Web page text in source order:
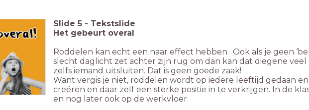
Slide 5 - Tekstslide
Het gebeurt overal
Roddelen kan echt een naar effect hebben. Ook als je geen
slecht daglicht zet achter zijn rug om dan kan dat diegene
zelfs iemand uitsluiten. Dat is geen goede zaak!
Want vergis je niet, roddelen wordt op iedere leeftijd gedaan
creëren en daar zelf een sterke positie in te verkrijgen. In de
en nog later ook op de werkvloer.